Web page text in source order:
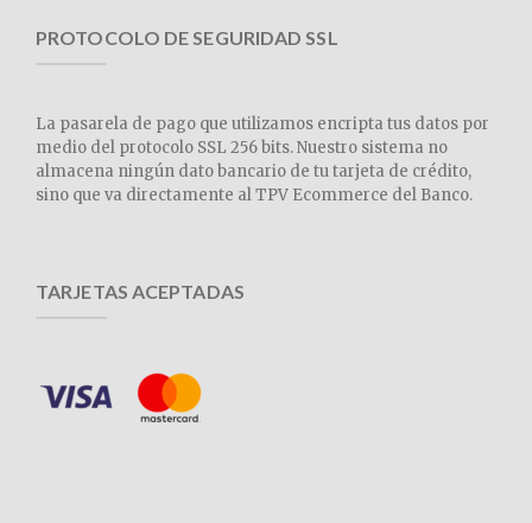
PROTOCOLO DE SEGURIDAD SSL
La pasarela de pago que utilizamos encripta tus datos por
medio del protocolo SSL 256 bits. Nuestro sistema no
almacena ningún dato bancario de tu tarjeta de crédito,
sino que va directamente al TPV Ecommerce del Banco.
TARJETAS ACEPTADAS